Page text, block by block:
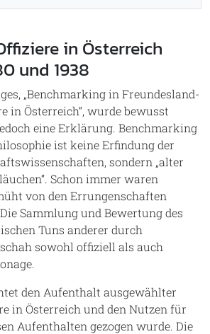
in Österreich
und 1938
„Benchmarking in Freundesland-
in Österreich“, wurde bewusst
eine Erklärung. Benchmarking
ist keine Erfindung der
sondern „alter
Schon immer waren
von den Errungenschaften
Sammlung und Bewertung des
Tuns anderer durch
sowohl offiziell als auch
den Aufenthalt ausgewählter
in Österreich und den Nutzen für
Aufenthalten gezogen wurde. Die